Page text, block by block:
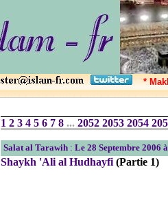
*
1 2 3 4 5 6 7 8 ... 2052 2053 2054
Salat al Tarawih : Le 28 Septembre 2006
Shaykh 'Ali al Hudhayfi (Partie 1)